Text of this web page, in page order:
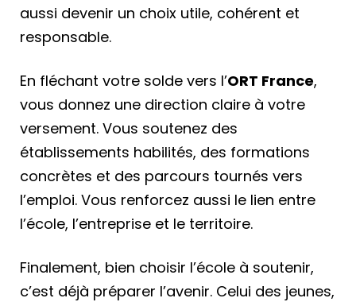
aussi devenir un choix utile, cohérent et
responsable.
En fléchant votre solde vers l’ORT France,
vous donnez une direction claire à votre
versement. Vous soutenez des
établissements habilités, des formations
concrètes et des parcours tournés vers
l’emploi. Vous renforcez aussi le lien entre
l’école, l’entreprise et le territoire.
Finalement, bien choisir l’école à soutenir,
c’est déjà préparer l’avenir. Celui des jeunes,